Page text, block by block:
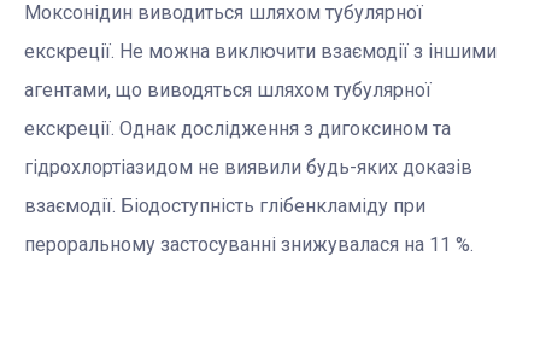
Моксонідин виводиться шляхом тубулярної
екскреції. Не можна виключити взаємодії з іншими
агентами, що виводяться шляхом тубулярної
екскреції. Однак дослідження з дигоксином та
гідрохлортіазидом не виявили будь-яких доказів
взаємодії. Біодоступність глібенкламіду при
пероральному застосуванні знижувалася на 11 %.